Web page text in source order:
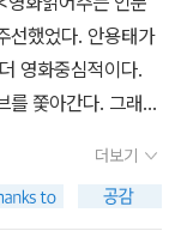
다. 불꽃은 괴로워
타내는 기호다.(55)
사이의 유비적 관
불이라는 문학적
특징은 아니고 비교
으로까지 확장하여
더보기